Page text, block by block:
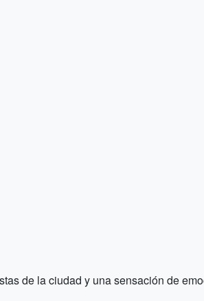
de la ciudad y una sensación de